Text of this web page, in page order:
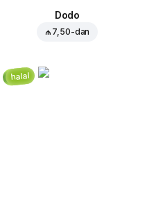
Dodo
₼ 7,50-dan
halal